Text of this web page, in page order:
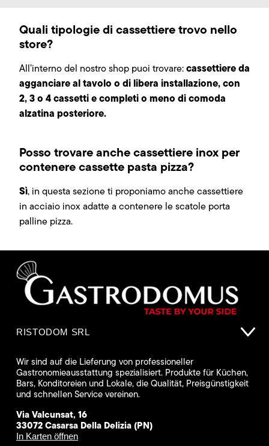
Quali tipologie di cassettiere trovo nello
store?
All’interno del nostro shop puoi trovare:cassettiere da
agganciare al tavolo o di libera installazione, con
2, 3 o 4 cassetti e completi o meno di comoda
alzatina posteriore.
Posso trovare anche cassettiere inox per
contenere cassette pasta pizza?
Sì, in questa sezione ti proponiamo anche cassettiere
in acciaio inox adatte a contenere le scatole porta
palline pizza.
RISTODOM SRL
Wir sind auf die Lieferung von professioneller
Gastronomieausstattung spezialisiert. Produkte für Küchen,
Bars, Konditoreien und Lokale, die Qualität, Preisgünstigkeit
und schnellen Service vereinen.
Via Valcunsat, 16
33072 Casarsa Della Delizia (PN)
In Karten öffnen